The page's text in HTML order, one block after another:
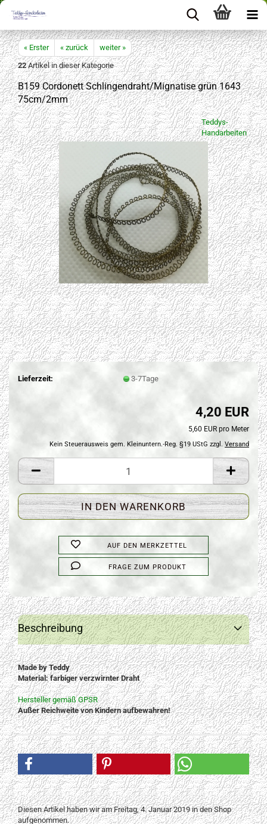
« Erster « zurück
weiter »
22Artikel in dieser Kategorie
B159 Cordonett Schlingendraht/Mignatise grün 1643
75cm/2mm
Teddys-
Handarbeiten
Lieferzeit: 3-7Tage
4,20 EUR
5,60 EUR pro Meter
Kein Steuerausweis gem. Kleinuntern.-Reg. §19 UStG zzgl. Versand
AUF DEN MERKZETTEL
FRAGE ZUM PRODUKT
Beschreibung
Made by Teddy
Material: farbiger verzwirnter Draht
Hersteller gemäß GPSR
Außer Reichweite von Kindern aufbewahren!
Diesen Artikel haben wir am Freitag, 4. Januar 2019 in den Shop
aufgenommen.